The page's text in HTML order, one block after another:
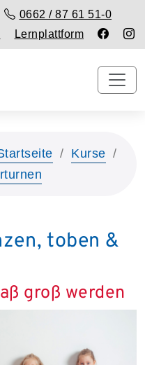
0662 / 87 61 51-0
Lernplattform
Kurse
toben &
groß werden